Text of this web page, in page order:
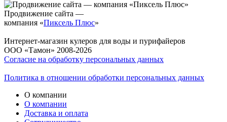
Продвижение сайта —
компания «Пиксель Плюс»
Интернет-магазин кулеров для воды и пурифайеров
ООО «Тамон» 2008-2026
Согласие на обработку персональных данных
Политика в отношении обработки персональных данных
О компании
О компании
Доставка и оплата